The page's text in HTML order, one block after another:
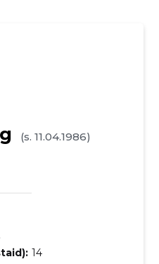
(s. 11.04.1986)
14